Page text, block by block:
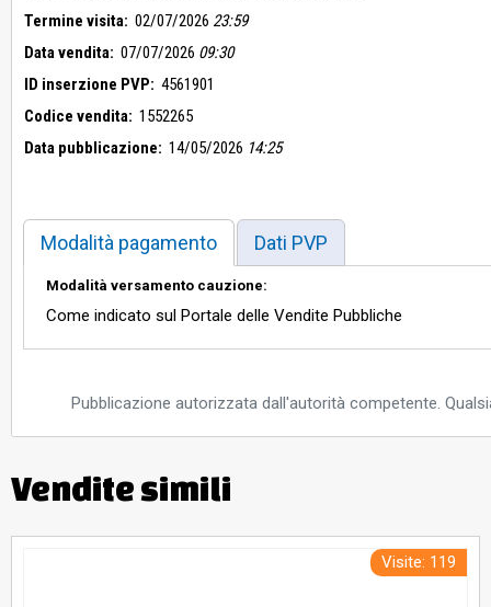
Termine visita: 02/07/2026 23:59
Data vendita: 07/07/2026 09:30
ID inserzione PVP: 4561901
Codice vendita: 1552265
Data pubblicazione: 14/05/2026 14:25
Modalità pagamento Dati PVP
Modalità versamento cauzione:
Come indicato sul Portale delle Vendite Pubbliche
Pubblicazione autorizzata dall'autorità competente.
Vendite simili
Visite: 119